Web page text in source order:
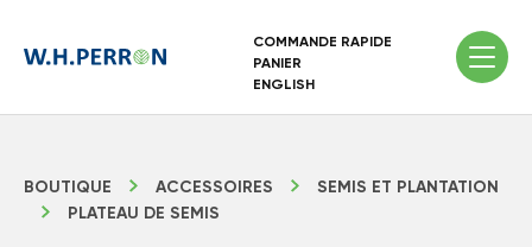
COMMANDE RAPIDE
PANIER
ENGLISH
BOUTIQUE ACCESSOIRES
SEMIS ET PLANTATION
PLATEAU DE SEMIS